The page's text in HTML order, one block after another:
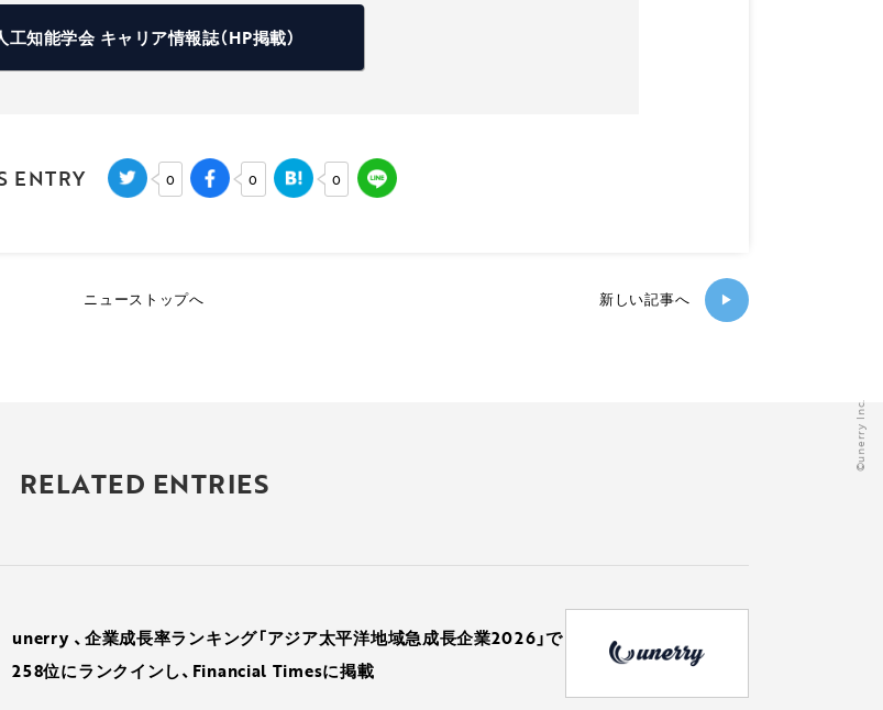
工知能学会 キャリア情報誌（HP掲載）
ENTRY 0 0 0
ニューストップへ 新しい記事へ ▶
RELATED ENTRIES
unerry 、企業成長率ランキング「アジア太平洋地域急成長企業2026」で
258位にランクインし、Financial Timesに掲載
©️unerry Inc.